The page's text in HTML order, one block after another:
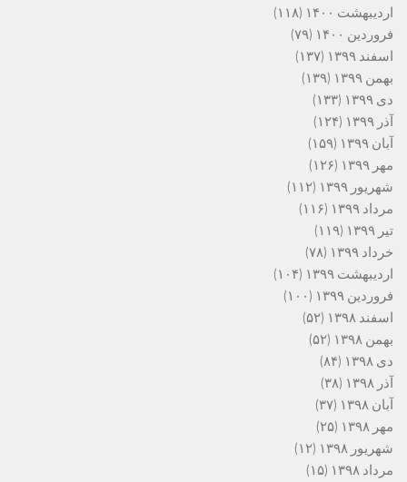
اردیبهشت ۱۴۰۰
(۱۱۸)
فروردین ۱۴۰۰
(۷۹)
اسفند ۱۳۹۹
(۱۳۷)
بهمن ۱۳۹۹
(۱۳۹)
دی ۱۳۹۹
(۱۳۳)
آذر ۱۳۹۹
(۱۲۴)
آبان ۱۳۹۹
(۱۵۹)
مهر ۱۳۹۹
(۱۲۶)
شهریور ۱۳۹۹
(۱۱۲)
مرداد ۱۳۹۹
(۱۱۶)
تیر ۱۳۹۹
(۱۱۹)
خرداد ۱۳۹۹
(۷۸)
اردیبهشت ۱۳۹۹
(۱۰۴)
فروردین ۱۳۹۹
(۱۰۰)
اسفند ۱۳۹۸
(۵۲)
بهمن ۱۳۹۸
(۵۲)
دی ۱۳۹۸
(۸۴)
آذر ۱۳۹۸
(۳۸)
آبان ۱۳۹۸
(۳۷)
مهر ۱۳۹۸
(۲۵)
شهریور ۱۳۹۸
(۱۲)
مرداد ۱۳۹۸
(۱۵)